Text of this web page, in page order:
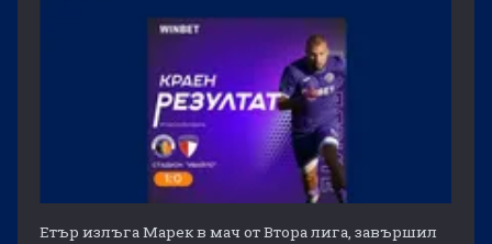
Етър излъга Марек в мач от Втора лига, завършил